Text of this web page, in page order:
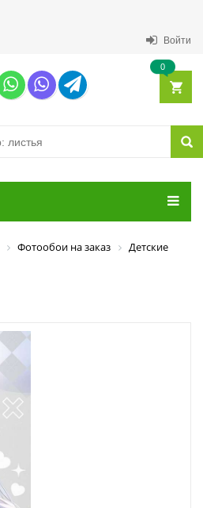
Войти
0
Фотообои на заказ
Детские